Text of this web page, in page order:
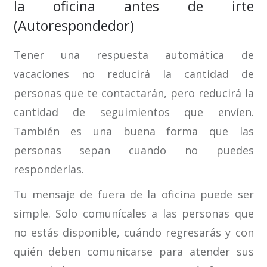
la oficina antes de irte
(Autorespondedor)
Tener una respuesta automática de
vacaciones no reducirá la cantidad de
personas que te contactarán, pero reducirá la
cantidad de seguimientos que envíen.
También es una buena forma que las
personas sepan cuando no puedes
responderlas.
Tu mensaje de fuera de la oficina puede ser
simple. Solo comunícales a las personas que
no estás disponible, cuándo regresarás y con
quién deben comunicarse para atender sus